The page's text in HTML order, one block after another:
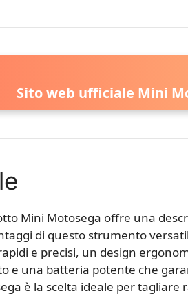
Sito web ufficiale Mini
Mini Motosega offre una
di questo strumento
e precisi, un design
e una batteria potente che
è la scelta ideale per tagliare